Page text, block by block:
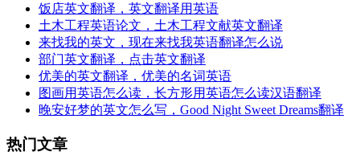
饭店英文翻译，英文翻译用英语
土木工程英语论文，土木工程文献英文翻译
来找我的英文，现在来找我英语翻译怎么说
部门英文翻译，点击英文翻译
优美的英文翻译，优美的名词英语
图画用英语怎么读，长方形用英语怎么读汉语翻译
晚安好梦的英文怎么写，Good Night Sweet Dreams翻译
热门文章